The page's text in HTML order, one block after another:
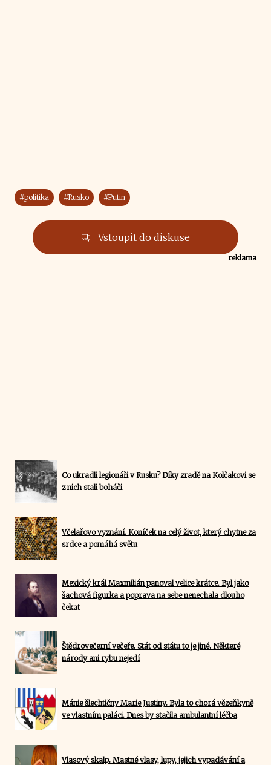
#politika #Rusko #Putin
Vstoupit do diskuse
reklama
Co ukradli legionáři v Rusku? Díky zradě na Kolčakovi se
z nich stali boháči
Včelařovo vyznání. Koníček na celý život, který chytne za
srdce a pomáhá světu
Mexický král Maxmilián panoval velice krátce. Byl jako
šachová figurka a poprava na sebe nenechala dlouho
čekat
Štědrovečerní večeře. Stát od státu to je jiné. Některé
národy ani rybu nejedí
Mánie šlechtičny Marie Justiny. Byla to chorá vězeňkyně
ve vlastním paláci. Dnes by stačila ambulantní léčba
Vlasový skalp. Mastné vlasy, lupy, jejich vypadávání a